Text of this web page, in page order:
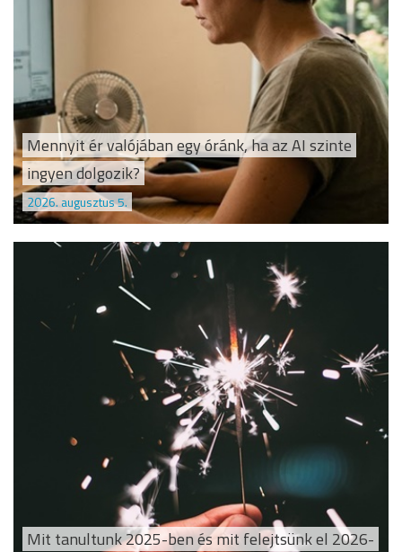
Mennyit ér valójában egy óránk, ha az AI szinte
ingyen dolgozik?
2026. augusztus 5.
Mit tanultunk 2025-ben és mit felejtsünk el 2026-